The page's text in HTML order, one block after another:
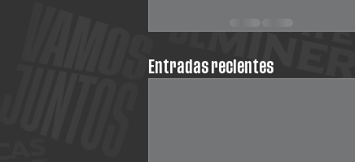
Entradas recientes